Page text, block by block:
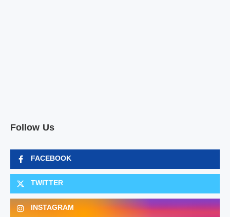
Follow Us
FACEBOOK
TWITTER
INSTAGRAM